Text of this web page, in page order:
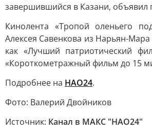
завершившийся в Казани, объявил
Кинолента «Тропой оленьего
Алексея Савенкова из Нарьян-
как «Лучший патриотический
«Короткометражный фильм до 15
Подробнее на НАО24.
Фото: Валерий Двойников
Источник: Канал в МАКС "НАО24"